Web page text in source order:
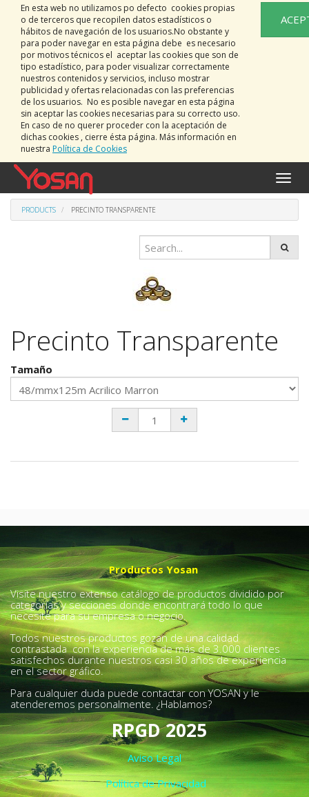
En esta web no utilizamos po defecto cookies propias
o de terceros que recopilen datos estadísticos o
hábitos de navegación de los usuarios.No obstante y
para poder navegar en esta página debe es necesario
por motivos técnicos el aceptar las cookies que son de
tipo estadístico, para poder visualizar correctamente
nuestros contenidos y servicios, incluso mostrar
publicidad y ofertas relacionadas con las preferencias
de los usuarios. No es posible navegar en esta página
sin aceptar las cookies necesarias para su correcto uso.
En caso de no querer proceder con la aceptación de
dichas cookies , cierre ésta página. Más información en
nuestra Política de Cookies
Toggle
PRODUCTS PRECINTO TRANSPARENTE
Precinto Transparente
Tamaño
Productos Yosan
Visite nuestro extenso catálogo de productos dividido por
categorías y secciones donde encontrará todo lo que
necesite para su empresa o negocio.
Todos nuestros productos gozan de una calidad
contrastada con la experiencia de más de 3.000 clientes
satisfechos durante nuestros casi 30 años de experiencia
en el sector gráfico.
Para cualquier duda puede contactar con YOSAN y le
atenderemos personalmente. ¿Hablamos?
RPGD 2025
Aviso Legal
Política de Privacidad